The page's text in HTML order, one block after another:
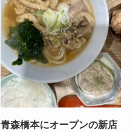
青森橋本にオープンの新店